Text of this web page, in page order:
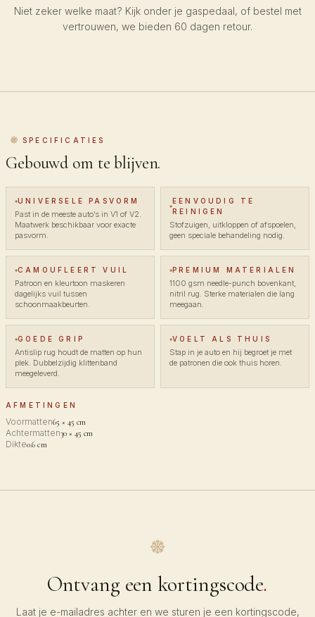
Niet zeker welke maat? Kijk onder je gaspedaal, of bestel met
vertrouwen, we bieden 60 dagen retour.
SPECIFICATIES
Gebouwd om te blijven.
UNIVERSELE PASVORM
Past in de meeste auto’s in V1 of V2.
Maatwerk beschikbaar voor exacte
pasvorm.
EENVOUDIG TE
REINIGEN
Stofzuigen, uitkloppen of afspoelen,
geen speciale behandeling nodig.
CAMOUFLEERT VUIL
Patroon en kleurtoon maskeren
dagelijks vuil tussen
schoonmaakbeurten.
PREMIUM MATERIALEN
1100 gsm needle-punch bovenkant,
nitril rug. Sterke materialen die lang
meegaan.
GOEDE GRIP
Antislip rug houdt de matten op hun
plek. Dubbelzijdig klittenband
meegeleverd.
VOELT ALS THUIS
Stap in je auto en hij begroet je met
de patronen die ook thuis horen.
AFMETINGEN
Voormatten65 × 45 cm
Achtermatten30 × 45 cm
Dikte0.6 cm
Ontvang een kortingscode.
Laat je e-mailadres achter en we sturen je een kortingscode,